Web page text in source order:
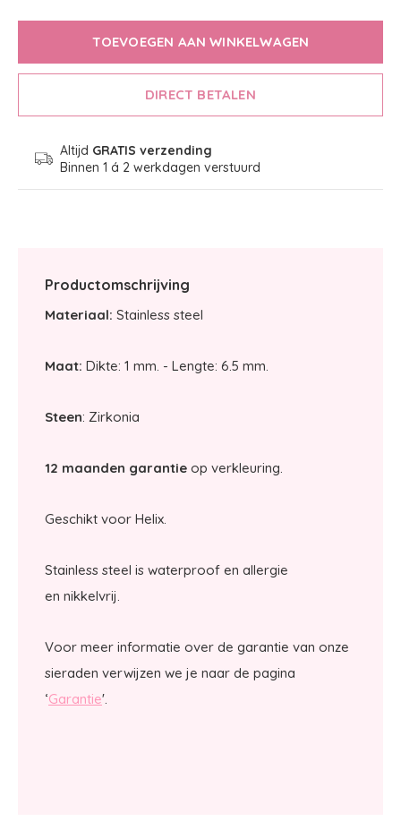
TOEVOEGEN AAN WINKELWAGEN
DIRECT BETALEN
Altijd GRATIS verzending
Binnen 1 á 2 werkdagen verstuurd
Productomschrijving
Materiaal: Stainless steel
Maat: Dikte: 1 mm. - Lengte: 6.5 mm.
Steen: Zirkonia
12 maanden garantie op verkleuring.
Geschikt voor Helix.
Stainless steel is waterproof en allergie
en nikkelvrij.
Voor meer informatie over de garantie van onze
sieraden verwijzen we je naar de pagina
‘Garantie'.